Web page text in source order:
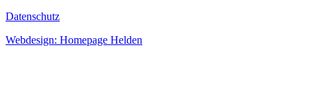
Datenschutz
Webdesign: Homepage Helden